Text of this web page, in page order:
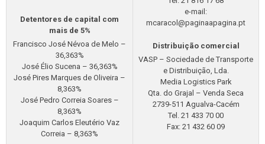
Detentores de capital com
mais de 5%
Francisco José Névoa de Melo –
36,363%
José Élio Sucena – 36,363%
José Pires Marques de Oliveira –
8,363%
José Pedro Correia Soares –
8,363%
Joaquim Carlos Eleutério Vaz
Correia – 8,363%
e-mail:
mcaracol@paginaapagina.pt
Distribuição comercial
VASP – Sociedade de Transporte
e Distribuição, Lda.
Media Logistics Park
Qta. do Grajal – Venda Seca
2739-511 Agualva-Cacém
Tel. 21 433 70 00
Fax: 21 432 60 09